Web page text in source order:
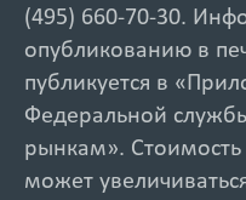
(495) 660-70-30.
опубликованию в
публикуется в
Федеральной
рынкам».
может